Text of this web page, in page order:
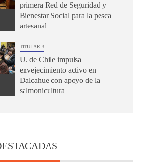
primera Red de Seguridad y
Bienestar Social para la pesca
artesanal
TITULAR 3
U. de Chile impulsa
envejecimiento activo en
Dalcahue con apoyo de la
salmonicultura